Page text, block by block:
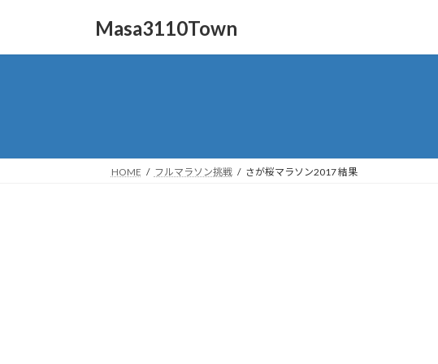
Masa3110Town
HOME フルマラソン挑戦 さが桜マラソン2017 結果